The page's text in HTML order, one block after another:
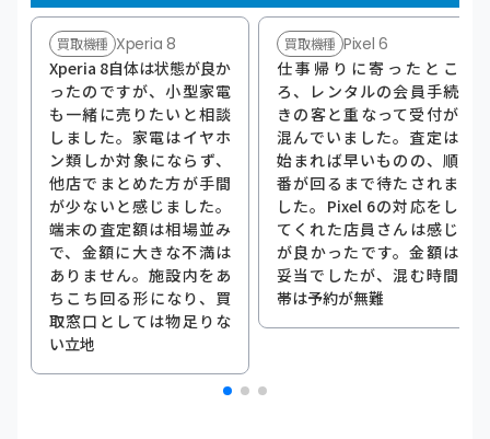
買取機種 Xperia 8
Xperia 8自体は状態が良か
ったのですが、小型家電
も一緒に売りたいと相談
しました。家電はイヤホ
ン類しか対象にならず、
他店でまとめた方が手間
が少ないと感じました。
端末の査定額は相場並み
で、金額に大きな不満は
ありません。施設内をあ
ちこち回る形になり、買
取窓口としては物足りな
い立地
買取機種 Pixel 6
仕事帰りに寄ったとこ
ろ、レンタルの会員手続
きの客と重なって受付が
混んでいました。査定は
始まれば早いものの、順
番が回るまで待たされま
した。Pixel 6の対応をし
てくれた店員さんは感じ
が良かったです。金額は
妥当でしたが、混む時間
帯は予約が無難